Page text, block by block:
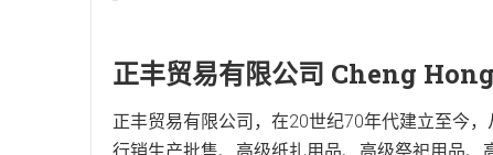
正丰贸易有限公司 Cheng
正丰贸易有限公司，在20世纪70年代建立至今